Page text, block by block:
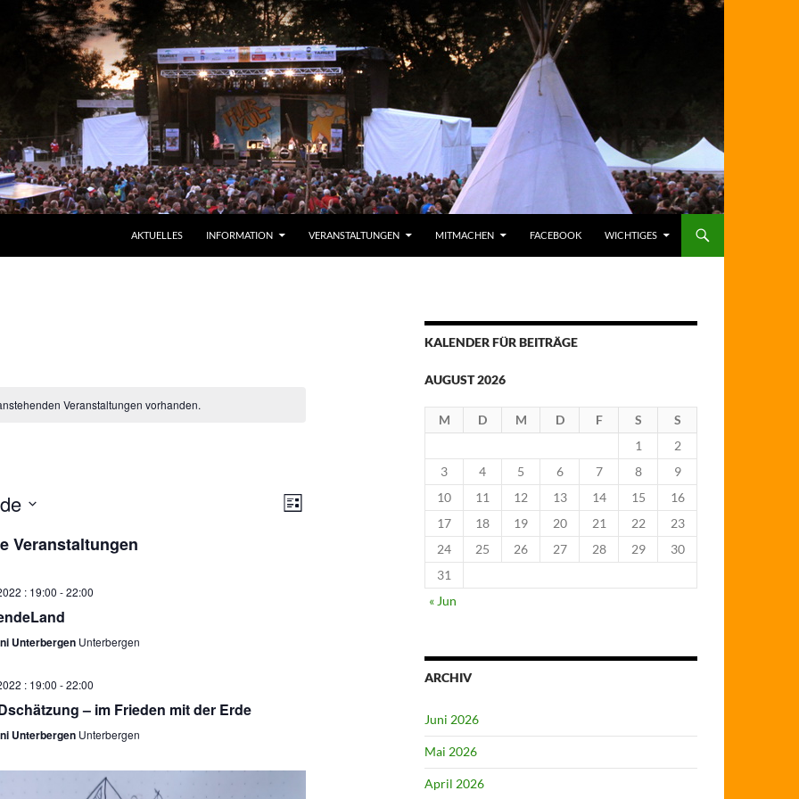
AKTUELLES
INFORMATION VERANSTALTUNGEN MITMACHEN FACEBOOK WICHTIGES
Veranstaltungen vorhanden.
A
i
V
L
Veranstaltungen
: 19:00 -22:00
Unterbergen Unterbergen
: 19:00 -22:00
– im Frieden mit der Erde
Unterbergen Unterbergen
KALENDER FÜR BEITRÄGE
AUGUST 2026
M D M D F S
S
1
2
3
4 5 6 7 8
9
10
11 12 13 14 15
16
17
18 19 20 21 22
23
24
25 26 27 28 29
30
31
« Jun
ARCHIV
Juni 2026
Mai 2026
April 2026